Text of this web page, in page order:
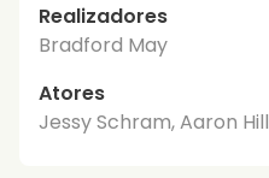
Realizadores
Bradford May
Atores
Jessy Schram, Aaron Hill